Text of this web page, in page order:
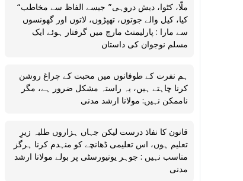
“ملّا، کٹوا، دیش دروہی” جیسے الفاظ سے مخاطب
کیا، کیل والے جوتوں، تھپڑوں، لاتوں اور گھونسوں
سے مارا : پارلیمنٹ مارچ میں گرفتار ہوئے ایک
مسلم نوجوان کی داستان
ہم نفرت کے طوفانوں میں محبت کے چراغ روشن
کرنا چاہتے ہیں، یہ راستہ مشکل ضرور ہے، مگر
ناممکن نہیں: مولانا ارشد مدنی
قانون کا نفاذ درست لیکن جہاں ہزاروں طلبہ زیرِ
تعلیم ہوں، اس تعلیمی ڈھانچے کو منہدم کرنا ہرگز
مناسب نہیں : جوہر یونیورسٹی پر بولے مولانا ارشد
مدنی